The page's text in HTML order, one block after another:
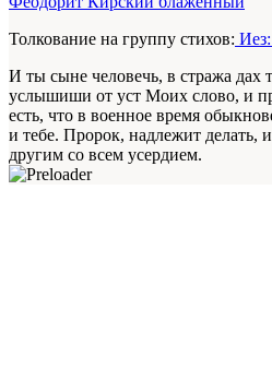
Толкование на группу стихов:
И ты сыне человечь, в стража дах
услышиши от уст Моих слово, и
есть, что в военное время
и тебе. Пророк, надлежит делать,
другим со всем усердием.